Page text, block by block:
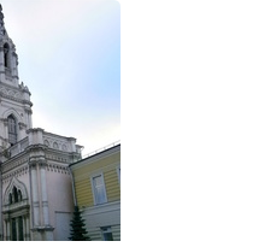
храм.